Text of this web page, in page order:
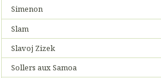
Simenon
Slam
Slavoj Zizek
Sollers aux Samoa